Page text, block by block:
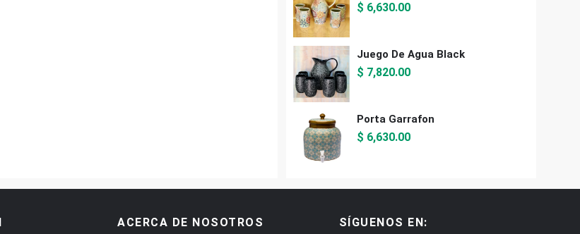
$ 6,630.00
Juego De Agua Black
$ 7,820.00
Porta Garrafon
$ 6,630.00
ACERCA DE NOSOTROS SÍGUENOS EN: